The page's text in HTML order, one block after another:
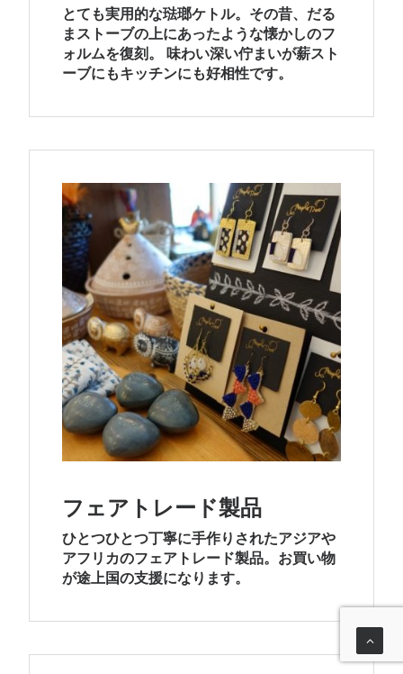
とても実用的な琺瑯ケトル。その昔、だる
まストーブの上にあったような懐かしのフ
ォルムを復刻。 味わい深い佇まいが薪スト
ーブにもキッチンにも好相性です。
フェアトレード製品
ひとつひとつ丁寧に手作りされたアジアや
アフリカのフェアトレード製品。お買い物
が途上国の支援になります。